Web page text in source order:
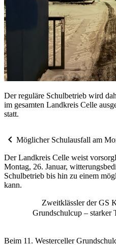
Der re­gu­lä­re Schul­be­trieb wird
im ge­sam­ten Land­kreis Cel­le
statt.
chevron_left Möglicher Schulausfall am
Der Landkreis Celle weist
Montag, 26. Januar,
Schulbetrieb bis hin zu einem
kann.
Zweitklässler der GS
Grundschulcup – starker
Beim 11. Westerceller